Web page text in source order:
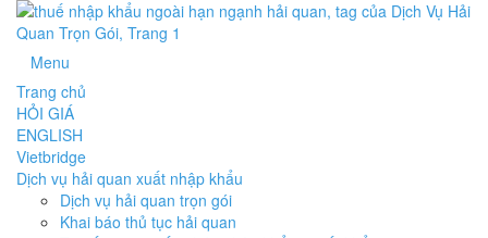
Menu
Trang chủ
HỎI GIÁ
ENGLISH
Vietbridge
Dịch vụ hải quan xuất nhập khẩu
Dịch vụ hải quan trọn gói
Khai báo thủ tục hải quan